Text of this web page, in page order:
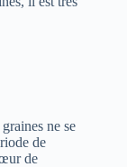
ne se
de
de